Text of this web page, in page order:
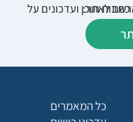
וכנסים – נא להרשם לאתר:
כל המאמרים